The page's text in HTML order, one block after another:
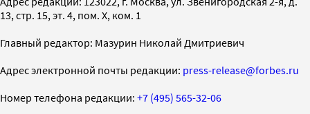
13, стр. 15, эт. 4, пом. X, ком. 1
Главный редактор: Мазурин Николай Дмитриевич
Адрес электронной почты редакции: press-release@forbes.ru
Номер телефона редакции: +7 (495) 565-32-06